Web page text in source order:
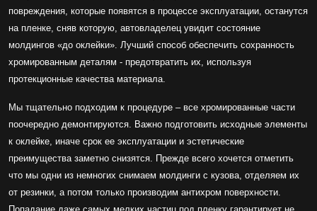
повреждения, которые появятся в процессе эксплуатации, останутся
на пленке, сняв которую, автовладелец увидит состояние
молдингов «до оклейки». Лучший способ обеспечить сохранность
хромированным деталям - предотвратить их, используя
протекционные качества материала.
Мы тщательно подходим к процедуре – все хромированные части
поочередно демонтируются. Важно подготовить исходные элементы
к оклейке, иначе срок ее эксплуатации и эстетические
преимущества заметно снизятся. Прежде всего хочется отметить
что мы одни из немногих снимаем молдинги с кузова, отделяем их
от резинки, а потом только производим антихром поверхности.